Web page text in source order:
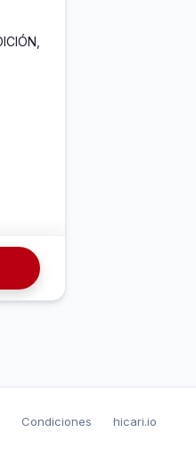
Condiciones hicari.io